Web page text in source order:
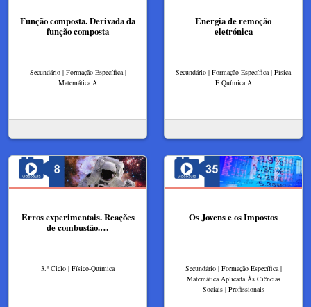
Função composta. Derivada da
função composta
Secundário | Formação Específica |
Matemática A
Energia de remoção
eletrónica
Secundário | Formação Específica | Física
E Química A
Erros experimentais. Reações
de combustão.…
3.º Ciclo | Físico-Química
Os Jovens e os Impostos
Secundário | Formação Específica |
Matemática Aplicada Às Ciências
Sociais | Profissionais